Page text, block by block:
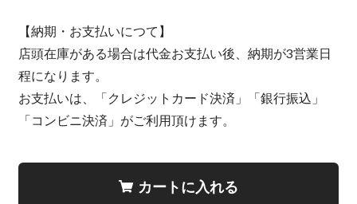
【納期・お支払いにつて】
店頭在庫がある場合は代金お支払い後、納期が3営業日
程になります。
お支払いは、「クレジットカード決済」「銀行振込」
「コンビニ決済」がご利用頂けます。
カートに入れる